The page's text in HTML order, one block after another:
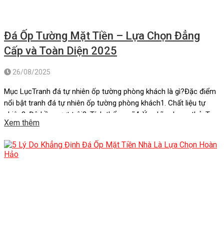
Đá Ốp Tường Mặt Tiền – Lựa Chọn Đẳng
Cấp và Toàn Diện 2025
26/08/2025
Mục LụcTranh đá tự nhiên ốp tường phòng khách là gì?Đặc điểm
nổi bật tranh đá tự nhiên ốp tường phòng khách1. Chất liệu tự
nhiên2. Độ bền vượt trội3. Tính thẩm mỹ4. Ý nghĩa phong thủyTop
7 tranh đá tự nhiên ốp tường phòng khách “hot” nhất hiện nay.1.
Xem thêm